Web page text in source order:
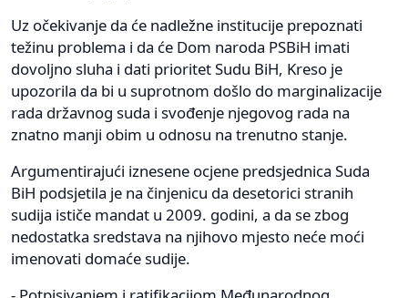
Uz očekivanje da će nadležne institucije prepoznati
težinu problema i da će Dom naroda PSBiH imati
dovoljno sluha i dati prioritet Sudu BiH, Kreso je
upozorila da bi u suprotnom došlo do marginalizacije
rada državnog suda i svođenje njegovog rada na
znatno manji obim u odnosu na trenutno stanje.
Argumentirajući iznesene ocjene predsjednica Suda
BiH podsjetila je na činjenicu da desetorici stranih
sudija ističe mandat u 2009. godini, a da se zbog
nedostatka sredstava na njihovo mjesto neće moći
imenovati domaće sudije.